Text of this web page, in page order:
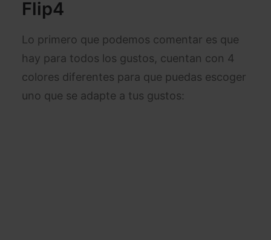
Flip4
Lo primero que podemos comentar es que
hay para todos los gustos, cuentan con 4
colores diferentes para que puedas escoger
uno que se adapte a tus gustos: